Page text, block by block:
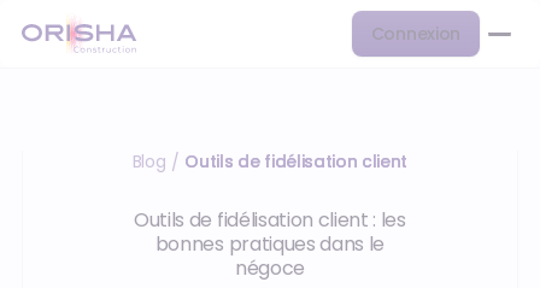
Connexion
Blog / Outils de fidélisation client
Outils de fidélisation client : les
bonnes pratiques dans le
négoce